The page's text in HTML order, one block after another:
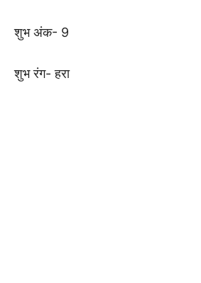
शुभ अंक- 9
शुभ रंग- हरा